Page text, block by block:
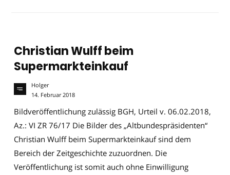
Christian Wulff beim
Supermarkteinkauf
Holger
14. Februar 2018
Bildveröffentlichung zulässig BGH, Urteil v. 06.02.2018,
Az.: VI ZR 76/17 Die Bilder des „Altbundespräsidenten“
Christian Wulff beim Supermarkteinkauf sind dem
Bereich der Zeitgeschichte zuzuordnen. Die
Veröffentlichung ist somit auch ohne Einwilligung